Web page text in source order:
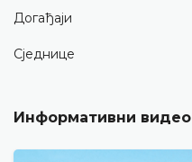
Догађаји
Сједнице
Информативни видео